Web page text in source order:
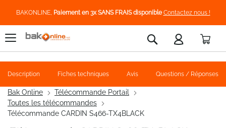
BAKONLINE, Paiement en 3x SANS FRAIS disponible Contactez nous !
Rechercher
Bak Online
Télécommande Portail
Toutes les télécommandes
Télécommande CARDIN S466-TX4BLACK
Description Fiches techniques Avis Questions / Réponses